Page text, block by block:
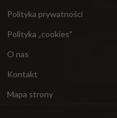
Polityka prywatności
Polityka „cookies”
O nas
Kontakt
Mapa strony